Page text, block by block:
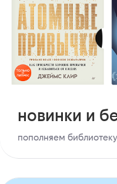
новинки и
пополняем